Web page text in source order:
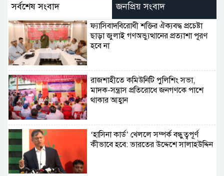
সর্বশেষ সংবাদ জনপ্রিয় সংবাদ
ফ্যাসিবাদবিরোধী শক্তির ঐক্যবদ্ধ প্রচেষ্টা
ছাড়া জুলাই গণঅভ্যুত্থানের প্রত্যাশা পূরণ
হবে না
রাজশাহীতে কমিউনিটি পুলিশিং সভা,
মাদক-সন্ত্রাস প্রতিরোধে জনগণকে পাশে
থাকার আহ্বান
‘হাসিনা কার্ড’ খেললে সম্পর্ক বন্ধুত্বপূর্ণ
কীভাবে হবে: ভারতের উদ্দেশে সালাহউদ্দিন